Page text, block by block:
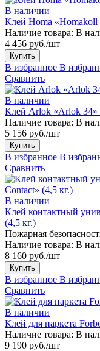
В наличии
Клей Homa «Homakoll
Наличие товара: В
4 456 руб./шт
Купить
В избранное В
Сравнить
В наличии
Клей Arlok «Arlok 34»
Наличие товара: В
5 156 руб./шт
Купить
В избранное В
Сравнить
В наличии
Клей контактный
(4,5 кг.)
Пожарная
Наличие товара: В
8 160 руб./шт
Купить
В избранное В
Сравнить
В наличии
Клей для паркета
Наличие товара: В
9 190 руб./шт